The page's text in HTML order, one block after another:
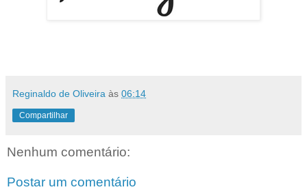
Reginaldo de Oliveira às 06:14
Compartilhar
Nenhum comentário:
Postar um comentário